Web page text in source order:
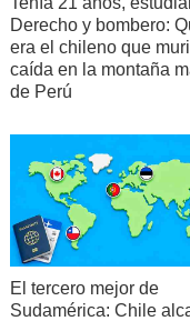
Derecho y bombero:
era el chileno que
caída en la montaña
de Perú
El tercero mejor de
Sudamérica: Chile